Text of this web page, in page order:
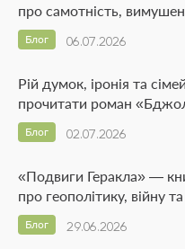
про самотність,
06.07.2026
Блог
Рій думок, іронія та
прочитати роман
02.07.2026
Блог
«Подвиги Геракла» —
про геополітику, війну
29.06.2026
Блог